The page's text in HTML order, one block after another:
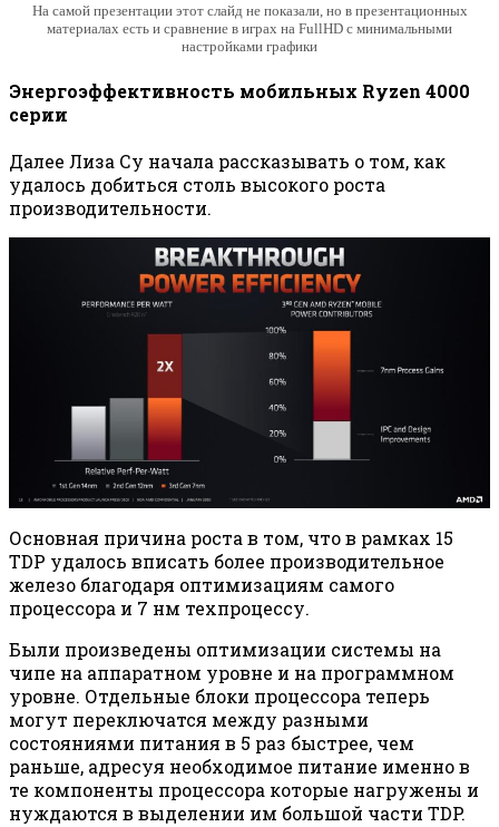
На самой презентации этот слайд не показали, но в презентационных
материалах есть и сравнение в играх на FullHD с минимальными
настройками графики
Энергоэффективность мобильных Ryzen 4000
серии
Далее Лиза Су начала рассказывать о том, как
удалось добиться столь высокого роста
производительности.
Основная причина роста в том, что в рамках 15
TDP удалось вписать более производительное
железо благодаря оптимизациям самого
процессора и 7 нм техпроцессу.
Были произведены оптимизации системы на
чипе на аппаратном уровне и на программном
уровне. Отдельные блоки процессора теперь
могут переключатся между разными
состояниями питания в 5 раз быстрее, чем
раньше, адресуя необходимое питание именно в
те компоненты процессора которые нагружены и
нуждаются в выделении им большой части TDP.